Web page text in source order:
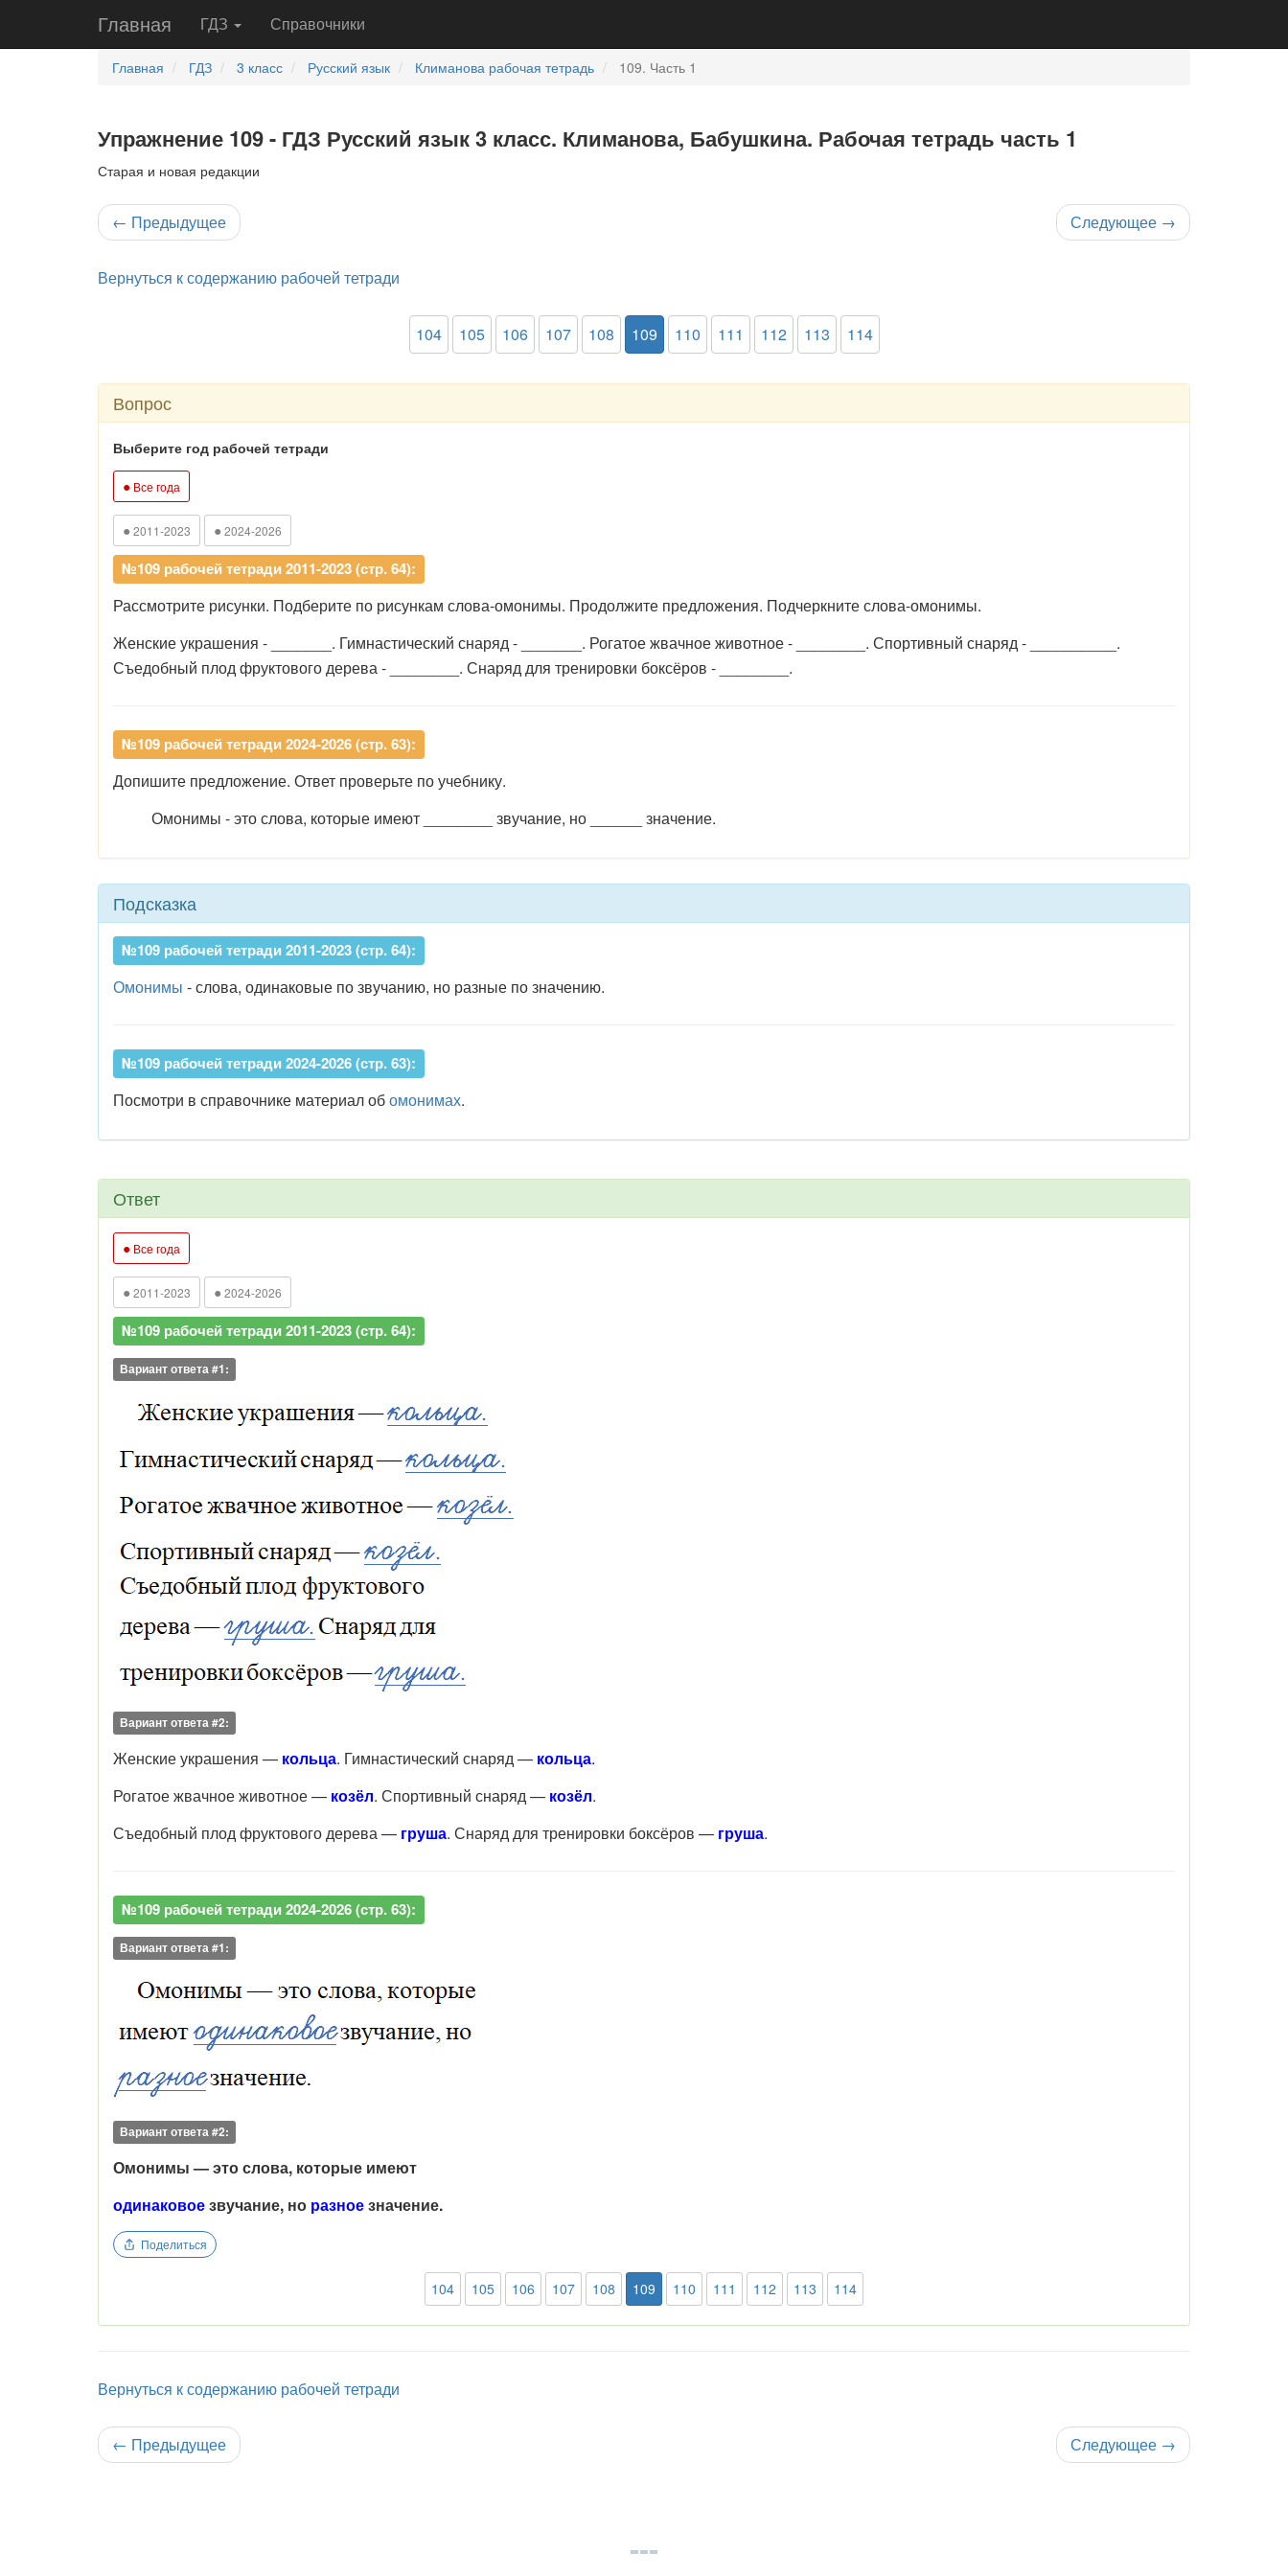
Главная ГДЗ Справочники
Главная ГДЗ 3 класс Русский язык Климанова рабочая тетрадь 109. Часть 1
Упражнение 109 - ГДЗ Русский язык 3 класс. Климанова, Бабушкина. Рабочая тетрадь часть 1
Старая и новая редакции
← Предыдущее Следующее →
Вернуться к содержанию рабочей тетради
104 105 106 107 108 109 110 111 112 113 114
Вопрос
Выберите год рабочей тетради
● Все года
● 2011-2023 ● 2024-2026
№109 рабочей тетради 2011-2023 (стр. 64):
Рассмотрите рисунки. Подберите по рисункам слова-омонимы. Продолжите предложения. Подчеркните слова-омонимы.
Женские украшения - _______. Гимнастический снаряд - _______. Рогатое жвачное животное - ________. Спортивный снаряд - __________.
Съедобный плод фруктового дерева - ________. Снаряд для тренировки боксёров - ________.
№109 рабочей тетради 2024-2026 (стр. 63):
Допишите предложение. Ответ проверьте по учебнику.
Омонимы - это слова, которые имеют ________ звучание, но ______ значение.
Подсказка
№109 рабочей тетради 2011-2023 (стр. 64):
Омонимы - слова, одинаковые по звучанию, но разные по значению.
№109 рабочей тетради 2024-2026 (стр. 63):
Посмотри в справочнике материал обомонимах.
Ответ
● Все года
● 2011-2023 ● 2024-2026
№109 рабочей тетради 2011-2023 (стр. 64):
Вариант ответа #1:
Вариант ответа #2:
Женские украшения — кольца. Гимнастический снаряд — кольца.
Рогатое жвачное животное — козёл. Спортивный снаряд — козёл.
Съедобный плод фруктового дерева — груша. Снаряд для тренировки боксёров — груша.
№109 рабочей тетради 2024-2026 (стр. 63):
Вариант ответа #1:
Вариант ответа #2:
Омонимы — это слова, которые имеют
одинаковоезвучание, но разноезначение.
Поделиться
104 105 106 107 108 109 110 111 112 113 114
Вернуться к содержанию рабочей тетради
← Предыдущее Следующее →